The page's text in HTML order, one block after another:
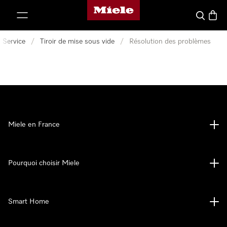
Page d'accueil Miele
Search
Service / Tiroir de mise sous vide / Résolution des problèmes
Miele en France
Pourquoi choisir Miele
Smart Home